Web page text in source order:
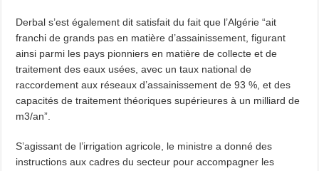
Derbal s’est également dit satisfait du fait que l’Algérie “ait
franchi de grands pas en matière d’assainissement, figurant
ainsi parmi les pays pionniers en matière de collecte et de
traitement des eaux usées, avec un taux national de
raccordement aux réseaux d’assainissement de 93 %, et des
capacités de traitement théoriques supérieures à un milliard de
m3/an”.
S’agissant de l’irrigation agricole, le ministre a donné des
instructions aux cadres du secteur pour accompagner les